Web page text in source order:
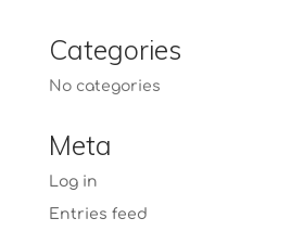
Categories
No categories
Meta
Log in
Entries feed